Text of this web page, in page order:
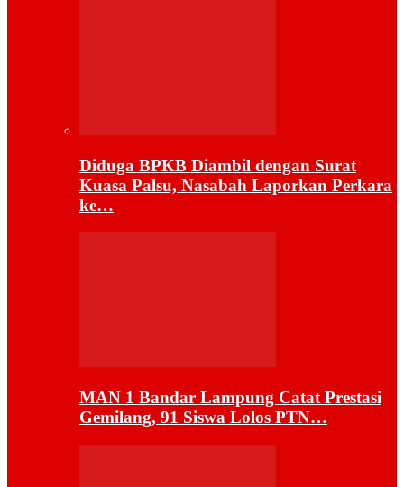
Diduga BPKB Diambil dengan Surat
Kuasa Palsu, Nasabah Laporkan Perkara
ke…
MAN 1 Bandar Lampung Catat Prestasi
Gemilang, 91 Siswa Lolos PTN…